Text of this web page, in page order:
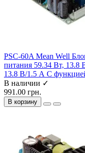
PSC-60A Mean Well
питания 59.34 Вт, 13.8
13.8 В/1.5 А С
В наличии ✓
991.00 грн.
В корзину